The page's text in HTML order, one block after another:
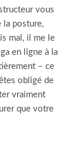
vous
la posture,
mal, il me le
en ligne à la
– ce
obligé de
vraiment
que votre